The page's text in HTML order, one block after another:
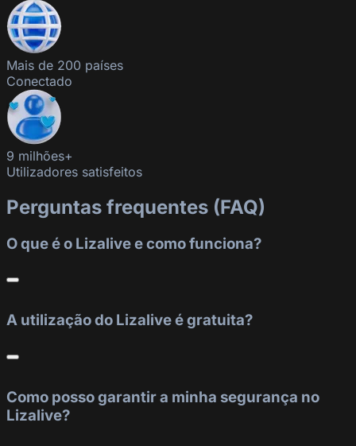
Mais de 200 países
Conectado
9 milhões+
Utilizadores satisfeitos
Perguntas frequentes (FAQ)
O que é o Lizalive e como funciona?
A utilização do Lizalive é gratuita?
Como posso garantir a minha segurança no
Lizalive?